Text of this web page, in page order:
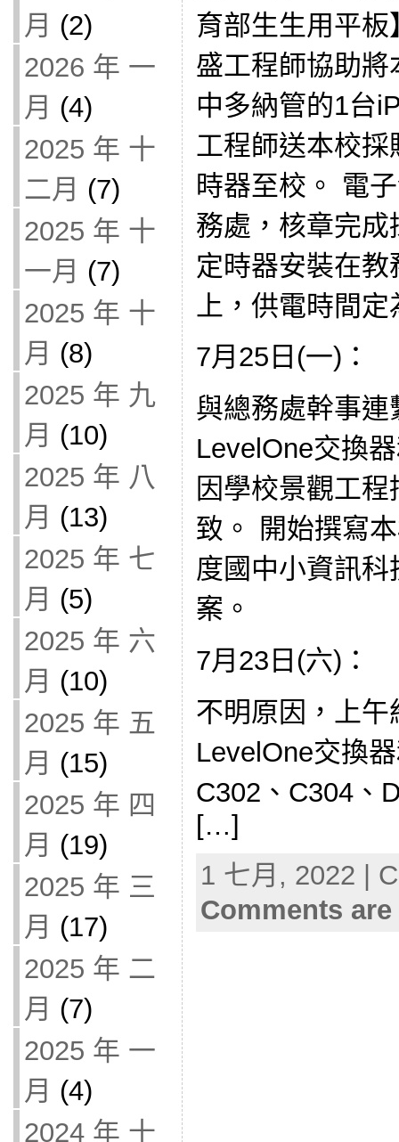
月 (2)
2026 年 一
月 (4)
2025 年 十
二月 (7)
2025 年 十
一月 (7)
2025 年 十
月 (8)
2025 年 九
月 (10)
2025 年 八
月 (13)
2025 年 七
月 (5)
2025 年 六
月 (10)
2025 年 五
月 (15)
2025 年 四
月 (19)
2025 年 三
月 (17)
2025 年 二
月 (7)
2025 年 一
月 (4)
2024 年 十
育部生生用平
盛工程師協助
中多納管的1台
工程師送本校
時器至校。 電
務處，核章完
定時器安裝在
上，供電時間
7月25日(一)：
與總務處幹事
LevelOne交換
因學校景觀工
致。 開始撰寫
度國中小資訊
案。
7月23日(六)：
不明原因，上
LevelOne交換
C302、C304、
[…]
1 七月, 2022 |
Comments